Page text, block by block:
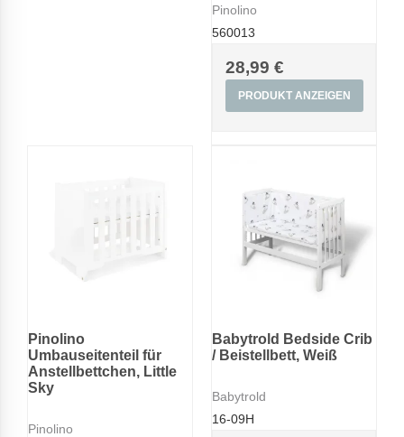
Pinolino
560013
28,99 €
PRODUKT ANZEIGEN
Pinolino
Umbauseitenteil für
Anstellbettchen, Little
Sky
Pinolino
Babytrold Bedside Crib
/ Beistellbett, Weiß
Babytrold
16-09H